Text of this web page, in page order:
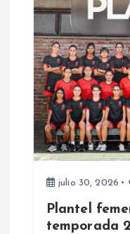
s
julio 30, 2026
Plantel
temporada